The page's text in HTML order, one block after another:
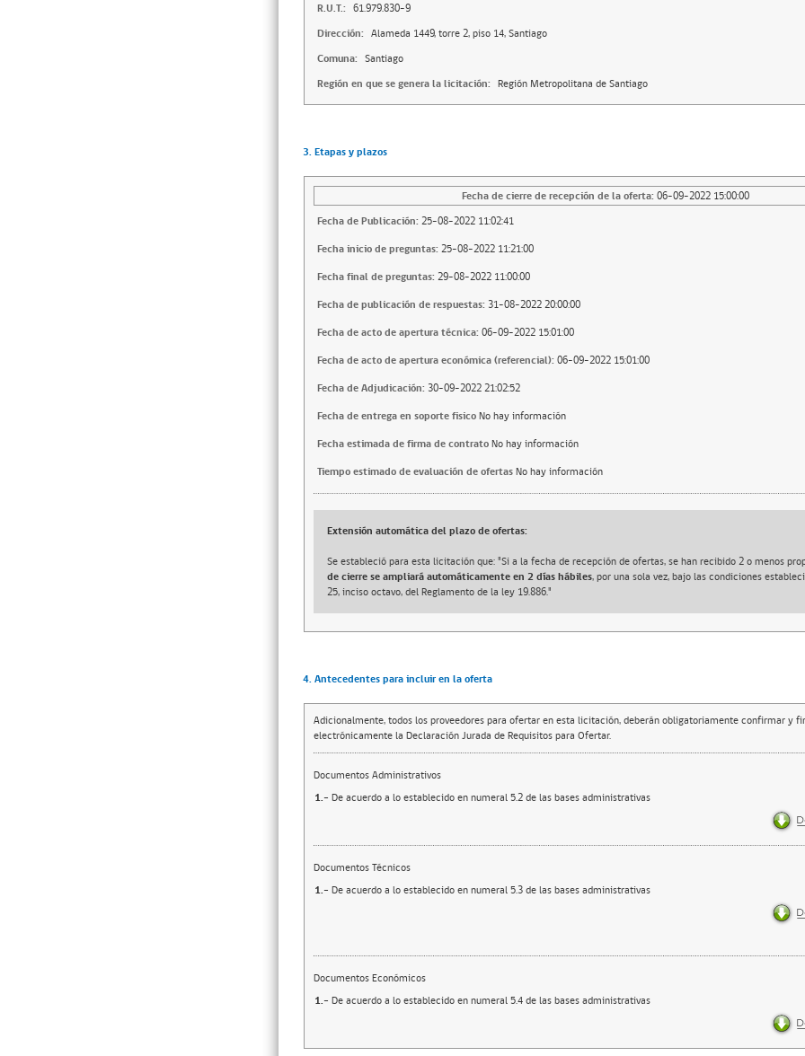
R.U.T.: 61.979.830-9
Dirección: Alameda 1449, torre 2, piso 14, Santiago
Comuna: Santiago
Región en que se genera la licitación: Región Metropolitana de Santiago
3. Etapas y plazos
Fecha de cierre de recepción de la oferta: 06-09-2022 15:00:00
Fecha de Publicación: 25-08-2022 11:02:41
Fecha inicio de preguntas: 25-08-2022 11:21:00
Fecha final de preguntas: 29-08-2022 11:00:00
Fecha de publicación de respuestas: 31-08-2022 20:00:00
Fecha de acto de apertura técnica: 06-09-2022 15:01:00
Fecha de acto de apertura económica (referencial): 06-09-2022 15:01:00
Fecha de Adjudicación: 30-09-2022 21:02:52
Fecha de entrega en soporte fisicoNo hay información
Fecha estimada de firma de contratoNo hay información
Tiempo estimado de evaluación de ofertasNo hay información
Extensión automática del plazo de ofertas:
Se estableció para esta licitación que: "Si a la fecha de recepción de ofertas, se han recibido 2 o menos
de cierre se ampliará automáticamente en 2 días hábiles, por una sola vez, bajo las condiciones
25, inciso octavo, del Reglamento de la ley 19.886."
4. Antecedentes para incluir en la oferta
Adicionalmente, todos los proveedores para ofertar en esta licitación, deberán obligatoriamente confirmar y
electrónicamente la Declaración Jurada de Requisitos para Ofertar.
Documentos Administrativos
1.- De acuerdo a lo establecido en numeral 5.2 de las bases administrativas
Documentos Técnicos
1.- De acuerdo a lo establecido en numeral 5.3 de las bases administrativas
Documentos Económicos
1.- De acuerdo a lo establecido en numeral 5.4 de las bases administrativas